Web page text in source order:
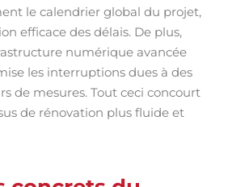
le calendrier global du projet,
efficace des délais. De plus,
numérique avancée
les interruptions dues à des
de mesures. Tout ceci concourt
de rénovation plus fluide et